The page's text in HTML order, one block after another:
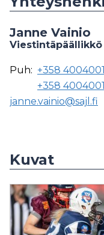
Janne Vainio
Viestintäpäällikkö
Puh: +358
+358
janne.vainio@sajl.fi
Kuvat